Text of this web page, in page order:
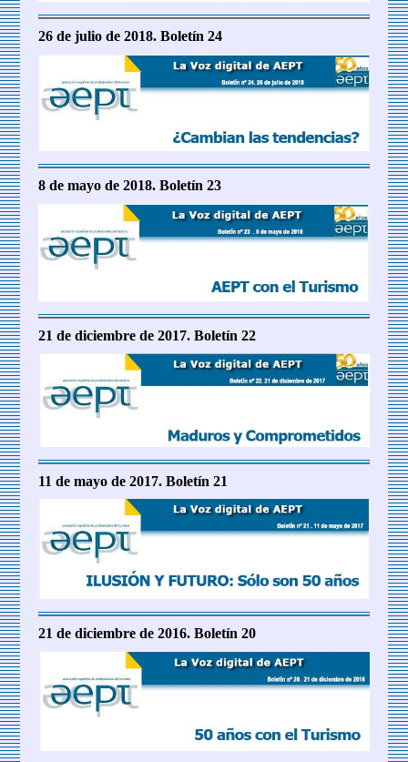
26 de julio de 2018. Boletín 24
8 de mayo de 2018. Boletín 23
21 de diciembre de 2017. Boletín 22
11 de mayo de 2017. Boletín 21
21 de diciembre de 2016. Boletín 20